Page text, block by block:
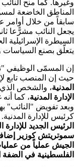
وغيرها. كما منح
المناطق الخاضعة
سابقاً من خلال أوامر
يجعل النائب مشرًّعا
السيطرة الإسرائيلية
يتعلّق بصنع السياسات
إن المسمّى الوظيفي
حيث إن المنصب تابع
المدنية، والشخص
الإدارة المدنية، كما
وبعد تفويض "النائب"
كرئيس للإدارة المدنية.
الرئيس الجديد
سموتريتش كوزير
الجيش عملياً من
الفلسطينية في الضفة